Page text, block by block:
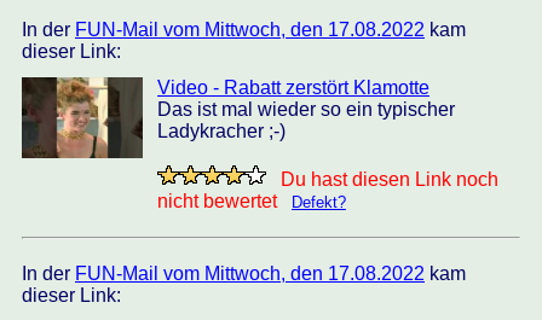
In der FUN-Mail vom Mittwoch, den 17.08.2022 kam
dieser Link:
Video - Rabatt zerstört Klamotte
Das ist mal wieder so ein typischer
Ladykracher ;-)
Du hast diesen Link noch
nicht bewertet
Defekt?
In der FUN-Mail vom Mittwoch, den 17.08.2022 kam
dieser Link: